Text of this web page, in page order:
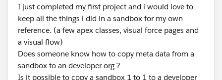
I just completed my first project and i would love to
keep all the things i did in a sandbox for my own
reference. (a few apex classes, visual force pages and
a visual flow)
Does someone know how to copy meta data from a
sandbox to an developer org ?
Is it possible to copy a sandbox 1 to 1 to a developer